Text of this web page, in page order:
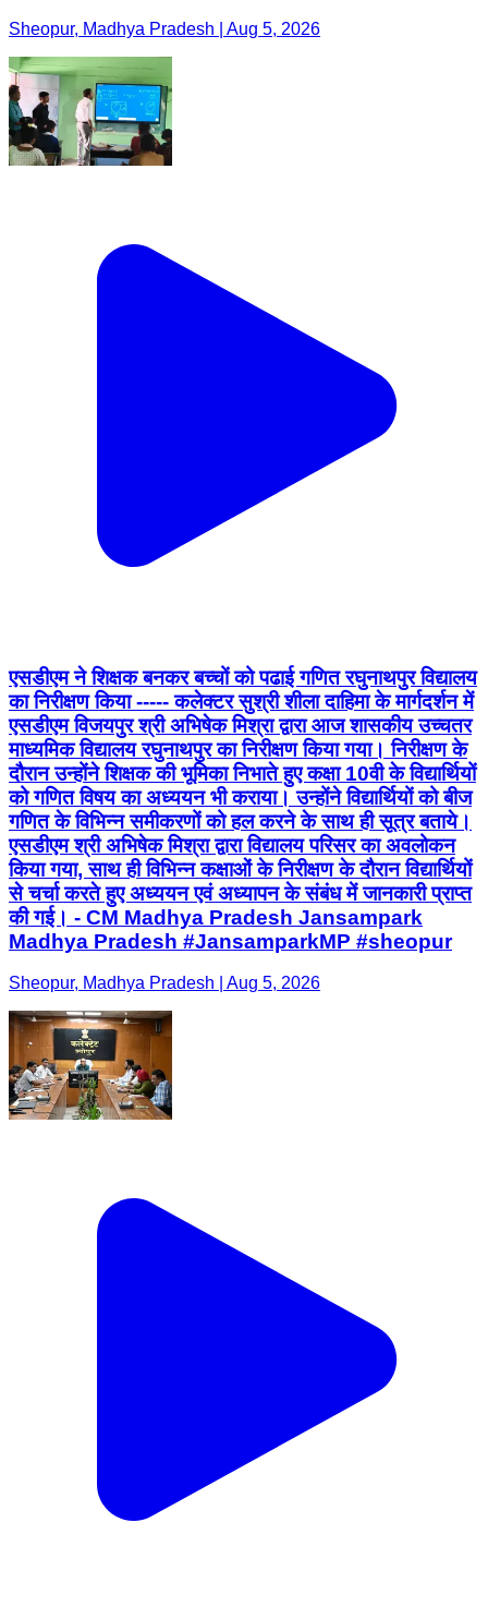
Sheopur, Madhya Pradesh | Aug 5, 2026
एसडीएम ने शिक्षक बनकर बच्चों को पढाई गणित रघुनाथपुर विद्यालय
का निरीक्षण किया ----- कलेक्टर सुश्री शीला दाहिमा के मार्गदर्शन में
एसडीएम विजयपुर श्री अभिषेक मिश्रा द्वारा आज शासकीय उच्चतर
माध्यमिक विद्यालय रघुनाथपुर का निरीक्षण किया गया। निरीक्षण के
दौरान उन्होंने शिक्षक की भूमिका निभाते हुए कक्षा 10वी के विद्यार्थियों
को गणित विषय का अध्ययन भी कराया। उन्होंने विद्यार्थियों को बीज
गणित के विभिन्न समीकरणों को हल करने के साथ ही सूत्र बताये।
एसडीएम श्री अभिषेक मिश्रा द्वारा विद्यालय परिसर का अवलोकन
किया गया, साथ ही विभिन्न कक्षाओं के निरीक्षण के दौरान विद्यार्थियों
से चर्चा करते हुए अध्ययन एवं अध्यापन के संबंध में जानकारी प्राप्त
की गई। - CM Madhya Pradesh Jansampark
Madhya Pradesh #JansamparkMP #sheopur
Sheopur, Madhya Pradesh | Aug 5, 2026